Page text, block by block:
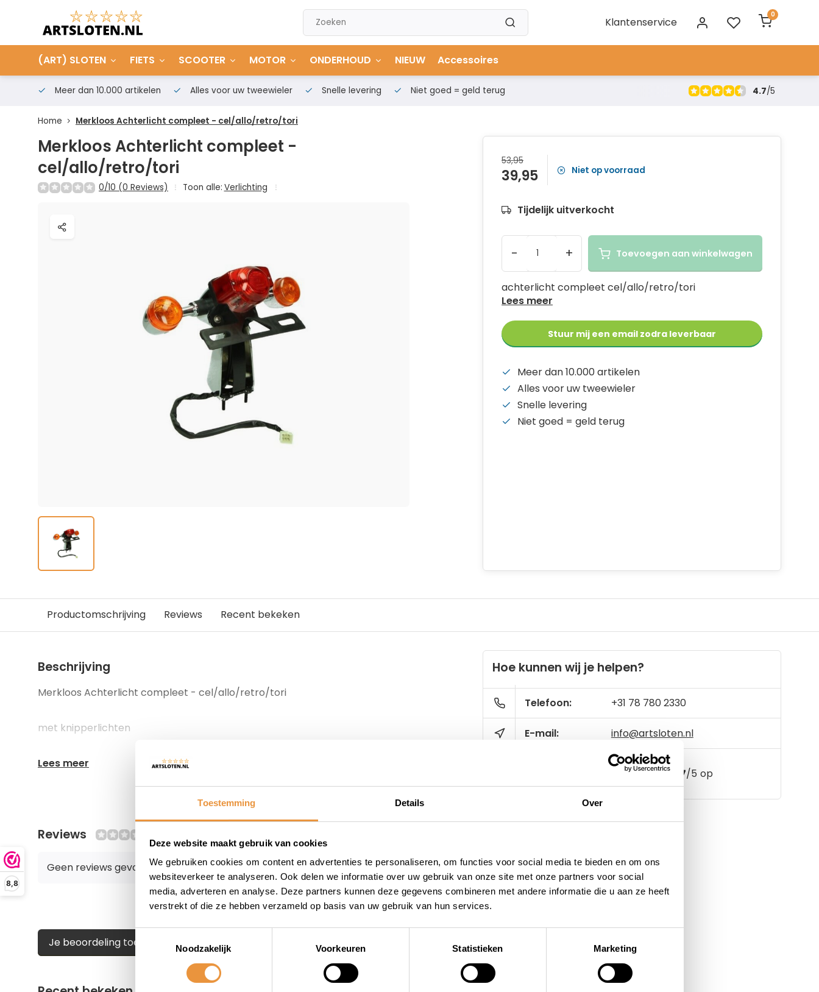
Toestemming Details Over
Deze website maakt gebruik van cookies
We gebruiken cookies om content en advertenties te personaliseren, om functies voor social media te bieden en om ons
websiteverkeer te analyseren. Ook delen we informatie over uw gebruik van onze site met onze partners voor social
media, adverteren en analyse. Deze partners kunnen deze gegevens combineren met andere informatie die u aan ze heeft
verstrekt of die ze hebben verzameld op basis van uw gebruik van hun services.
Noodzakelijk
Voorkeuren Statistieken Marketing
8,8
Klantenservice
0
(ART) SLOTEN FIETS SCOOTER MOTOR ONDERHOUD NIEUW Accessoires
Meer dan 10.000 artikelen Alles voor uw tweewieler Snelle levering Niet goed = geld terug 4.7/5
Home Merkloos Achterlicht compleet - cel/allo/retro/tori
Merkloos Achterlicht compleet -
cel/allo/retro/tori
0/10 (0 Reviews) Toon alle: Verlichting
53,95
39,95 Niet op voorraad
Tijdelijk uitverkocht
- + Toevoegen aan winkelwagen
achterlicht compleet cel/allo/retro/tori
Lees meer
Stuur mij een email zodra leverbaar
Meer dan 10.000 artikelen
Alles voor uw tweewieler
Snelle levering
Niet goed = geld terug
Productomschrijving Reviews Recent bekeken
Beschrijving
Merkloos Achterlicht compleet - cel/allo/retro/tori
met knipperlichten
Lees meer
Reviews
Geen reviews gevonden
Je beoordeling toevoegen
Hoe kunnen wij je helpen?
Telefoon: +31 78 780 2330
E-mail: info@artsloten.nl
klanten geven een 4.7/5 op